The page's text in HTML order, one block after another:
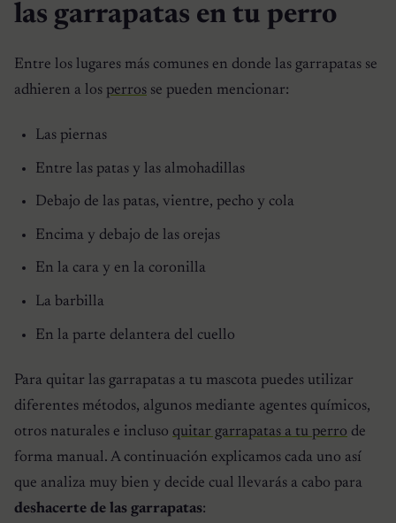
las garrapatas en tu perro
Entre los lugares más comunes en donde las garrapatas se
adhieren a los perros se pueden mencionar:
Las piernas
Entre las patas y las almohadillas
Debajo de las patas, vientre, pecho y cola
Encima y debajo de las orejas
En la cara y en la coronilla
La barbilla
En la parte delantera del cuello
Para quitar las garrapatas a tu mascota puedes utilizar
diferentes métodos, algunos mediante agentes químicos,
otros naturales e incluso quitar garrapatas a tu perro de
forma manual. A continuación explicamos cada uno así
que analiza muy bien y decide cual llevarás a cabo para
deshacerte de las garrapatas: